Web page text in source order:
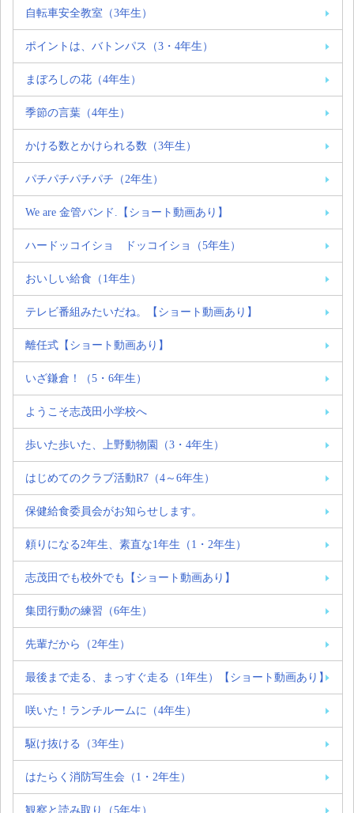
自転車安全教室（3年生）
ポイントは、バトンパス（3・4年生）
まぼろしの花（4年生）
季節の言葉（4年生）
かける数とかけられる数（3年生）
パチパチパチパチ（2年生）
We are 金管バンド.【ショート動画あり】
ハードッコイショ ドッコイショ（5年生）
おいしい給食（1年生）
テレビ番組みたいだね。【ショート動画あり】
離任式【ショート動画あり】
いざ鎌倉！（5・6年生）
ようこそ志茂田小学校へ
歩いた歩いた、上野動物園（3・4年生）
はじめてのクラブ活動R7（4～6年生）
保健給食委員会がお知らせします。
頼りになる2年生、素直な1年生（1・2年生）
志茂田でも校外でも【ショート動画あり】
集団行動の練習（6年生）
先輩だから（2年生）
最後まで走る、まっすぐ走る（1年生）【ショート動画あり】
咲いた！ランチルームに（4年生）
駆け抜ける（3年生）
はたらく消防写生会（1・2年生）
観察と読み取り（5年生）